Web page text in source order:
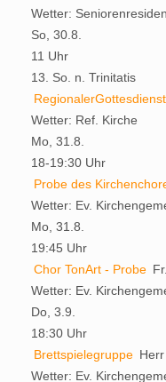
Wetter:
So, 30.8.
11 Uhr
13. So. n. Trinitatis
RegionalerGottesdienst
Wetter: Ref. Kirche
Mo, 31.8.
18-19:30 Uhr
Probe des
Wetter: Ev.
Mo, 31.8.
19:45 Uhr
Chor TonArt - Probe
Wetter: Ev.
Do, 3.9.
18:30 Uhr
Brettspielegruppe
Wetter: Ev.